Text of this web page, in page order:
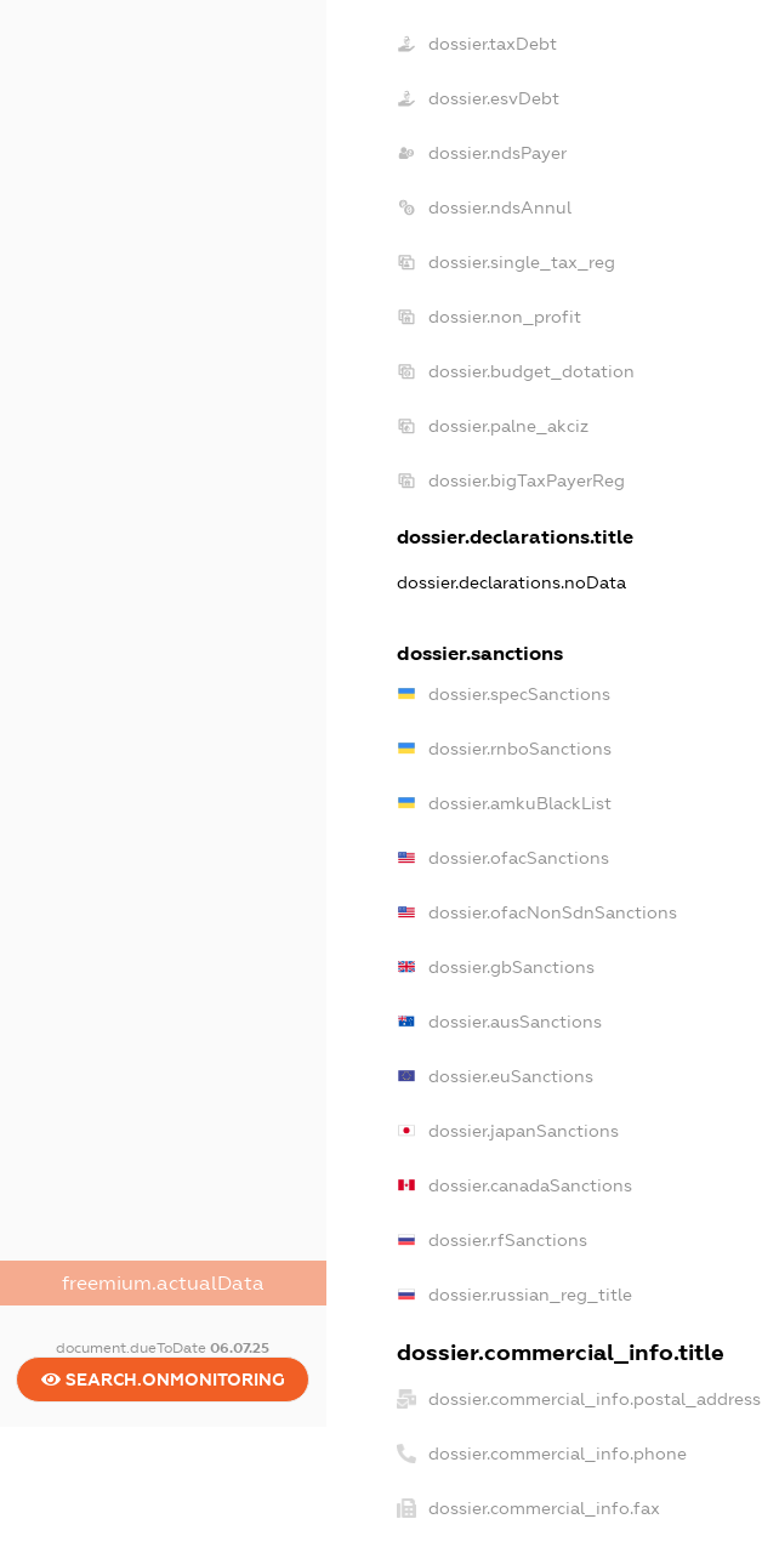
freemium.actualData
document.dueToDate06.07.25
SEARCH.ONMONITORING
dossier.taxDebt
dossier.esvDebt
dossier.ndsPayer
dossier.ndsAnnul
dossier.single_tax_reg
dossier.non_profit
dossier.budget_dotation
dossier.palne_akciz
dossier.bigTaxPayerReg
dossier.declarations.title
dossier.declarations.noData
dossier.sanctions
dossier.specSanctions
dossier.rnboSanctions
dossier.amkuBlackList
dossier.ofacSanctions
dossier.ofacNonSdnSanctions
dossier.gbSanctions
dossier.ausSanctions
dossier.euSanctions
dossier.japanSanctions
dossier.canadaSanctions
dossier.rfSanctions
dossier.russian_reg_title
dossier.commercial_info.title
dossier.commercial_info.postal_address
dossier.commercial_info.phone
dossier.commercial_info.fax